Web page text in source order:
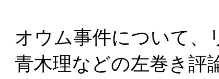
オウム事件について、
青木理などの左巻き評